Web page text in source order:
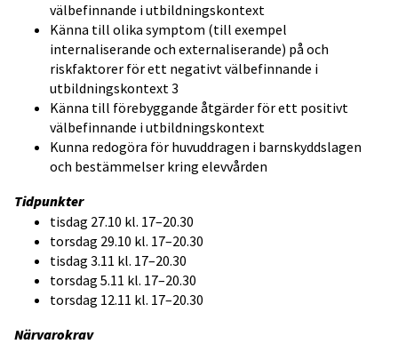
välbefinnande i utbildningskontext
Känna till olika symptom (till exempel
internaliserande och externaliserande) på och
riskfaktorer för ett negativt välbefinnande i
utbildningskontext 3
Känna till förebyggande åtgärder för ett positivt
välbefinnande i utbildningskontext
Kunna redogöra för huvuddragen i barnskyddslagen
och bestämmelser kring elevvården
Tidpunkter
tisdag 27.10 kl. 17–20.30
torsdag 29.10 kl. 17–20.30
tisdag 3.11 kl. 17–20.30
torsdag 5.11 kl. 17–20.30
torsdag 12.11 kl. 17–20.30
Närvarokrav